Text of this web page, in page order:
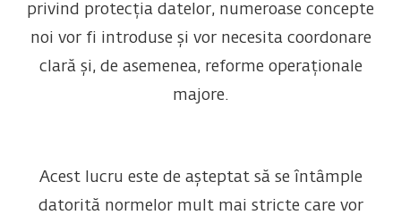
privind protecția datelor, numeroase concepte
noi vor fi introduse și vor necesita coordonare
clară și, de asemenea, reforme operaționale
majore.
Acest lucru este de așteptat să se întâmple
datorită normelor mult mai stricte care vor